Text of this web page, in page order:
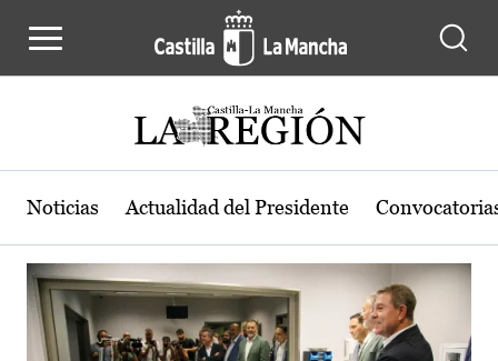
Actualidad de la región de Castilla-
Noticias Actualidad del Presidente